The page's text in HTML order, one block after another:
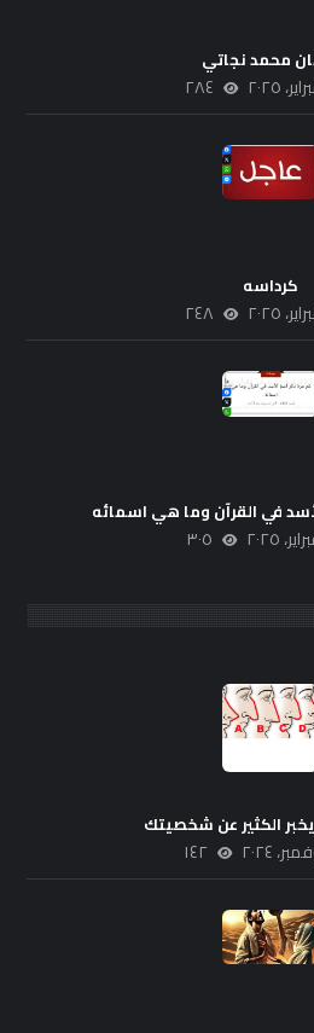
محمد نجاتي
٢٨٤
كرداسه
٢٤٨
في القرآن وما هي اسمائه
٣٠٥
الكثير عن شخصيتك
١٤٢